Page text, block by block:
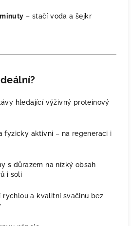
– stačí voda a šejkr
hledající výživný proteinový
fyzicky aktivní – na regeneraci i
s důrazem na nízký obsah
i soli
rychlou a kvalitní svačinu bez